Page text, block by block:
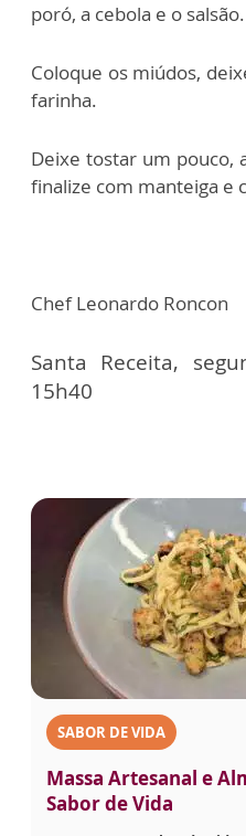
poró, a cebola e o salsão.
Coloque os miúdos,
farinha.
Deixe tostar um pouco,
finalize com manteiga e
Chef Leonardo Roncon
Santa Receita,
15h40
SABOR DE VIDA
Massa Artesanal e
Sabor de Vida